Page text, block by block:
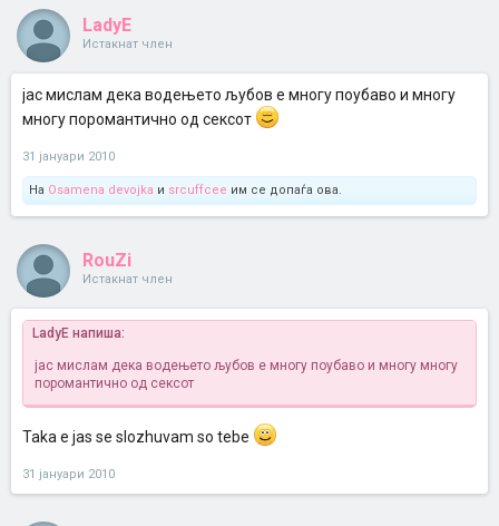
LadyE
Истакнат член
јас мислам дека водењето љубов е многу поубаво и многу
многу поромантично од сексот
31 јануари 2010
На Osamena devojka и srcuffcee им се допаѓа ова.
RouZi
Истакнат член
LadyE напиша:
јас мислам дека водењето љубов е многу поубаво и многу многу
поромантично од сексот
Taka e jas se slozhuvam so tebe
31 јануари 2010